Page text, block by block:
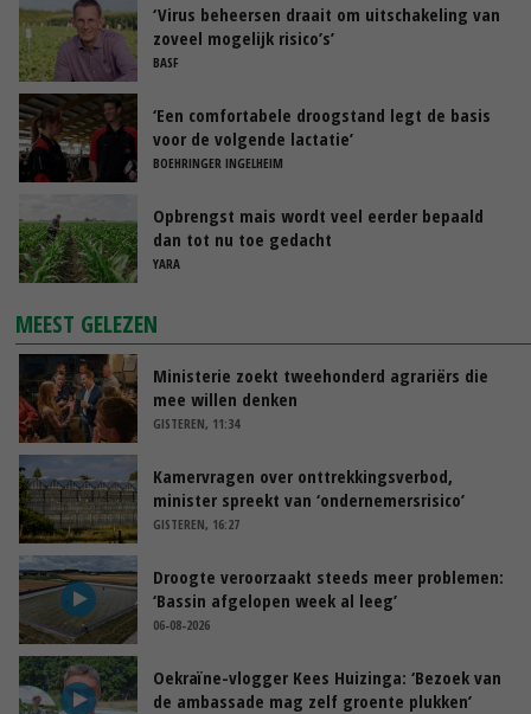
‘Virus beheersen draait om uitschakeling van
zoveel mogelijk risico’s’
BASF
‘Een comfortabele droogstand legt de basis
voor de volgende lactatie’
BOEHRINGER INGELHEIM
Opbrengst mais wordt veel eerder bepaald
dan tot nu toe gedacht
YARA
MEEST GELEZEN
Ministerie zoekt tweehonderd agrariërs die
mee willen denken
GISTEREN, 11:34
Kamervragen over onttrekkingsverbod,
minister spreekt van ‘ondernemersrisico’
GISTEREN, 16:27
Droogte veroorzaakt steeds meer problemen:
‘Bassin afgelopen week al leeg’
06-08-2026
Oekraïne-vlogger Kees Huizinga: ‘Bezoek van
de ambassade mag zelf groente plukken’